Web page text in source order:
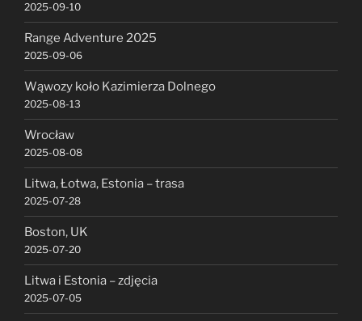
2025-09-10
Range Adventure 2025
2025-09-06
Wąwozy koło Kazimierza Dolnego
2025-08-13
Wrocław
2025-08-08
Litwa, Łotwa, Estonia – trasa
2025-07-28
Boston, UK
2025-07-20
Litwa i Estonia – zdjęcia
2025-07-05